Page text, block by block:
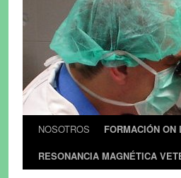
NOSOTROS FORMACIÓN ON
RESONANCIA MAGNÉTICA